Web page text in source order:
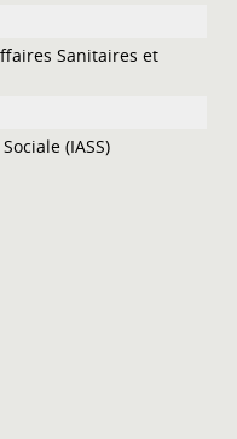
Sanitaires et
(IASS)